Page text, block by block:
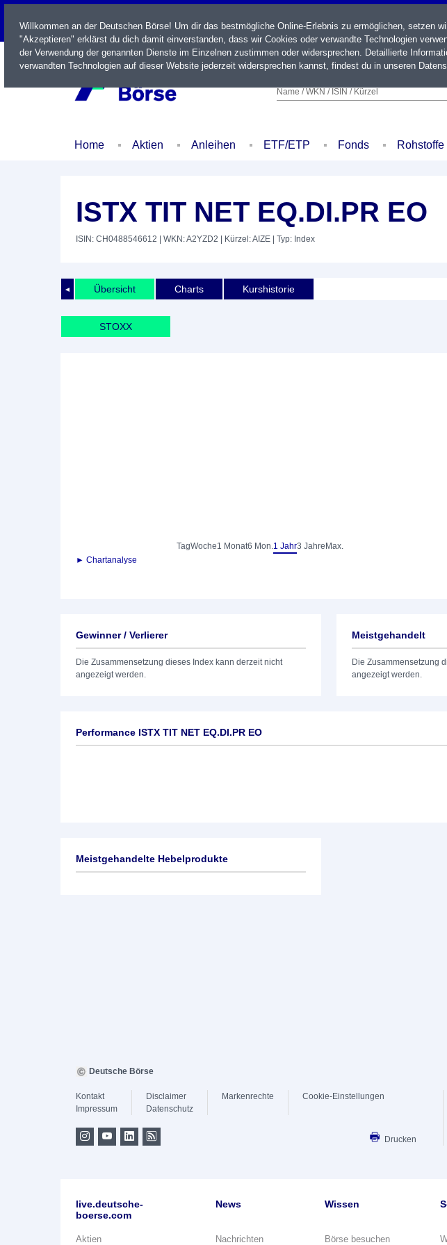
LIVE
Name / WKN / ISIN / Kürzel
Home Aktien Anleihen ETF/ETP Fonds Rohstoffe
ISTX TIT NET EQ.DI.PR EO
ISIN: CH0488546612 | WKN: A2YZD2 | Kürzel: AIZE | Typ: Index
◄ Übersicht Charts Kurshistorie
STOXX
TagWoche1 Monat6 Mon.1 Jahr3 Jahre Max.
► Chartanalyse
Gewinner / Verlierer
Die Zusammensetzung dieses Index kann derzeit nicht
angezeigt werden.
Meistgehandelt
Die Zusammensetzung
angezeigt werden.
Performance ISTX TIT NET EQ.DI.PR EO
Meistgehandelte Hebelprodukte
Willkommen an der Deutschen Börse! Um dir das bestmögliche Online-Erlebnis zu ermöglichen, setzen
"Akzeptieren" erklärst du dich damit einverstanden, dass wir Cookies oder verwandte Technologien
der Verwendung der genannten Dienste im Einzelnen zustimmen oder widersprechen. Detaillierte
verwandten Technologien auf dieser Website jederzeit widersprechen kannst, findest du in unseren
Deutsche Börse
Kontakt
Impressum
Disclaimer
Datenschutz
Markenrechte Cookie-Einstellungen
Drucken
live.deutsche-
boerse.com
Aktien
News
Nachrichten
Wissen
Börse besuchen